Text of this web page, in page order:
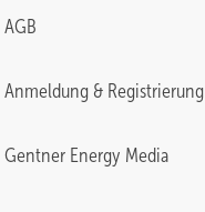
AGB
Anmeldung & Registrierung
Gentner Energy Media